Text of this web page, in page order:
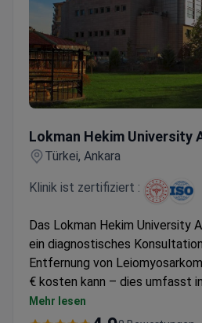
Lokman Hekim University
Türkei, Ankara
Klinik ist zertifiziert :
Das Lokman Hekim University
ein diagnostisches
Entfernung von
€ kosten kann – dies umfasst
ärztliche Beratung, Labortests,
Untersuchungen und eine
Mehr lesen